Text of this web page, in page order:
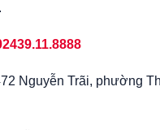
Nguyễn Trãi, phường